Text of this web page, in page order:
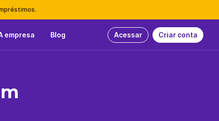
empresa Blog Acessar Criar conta